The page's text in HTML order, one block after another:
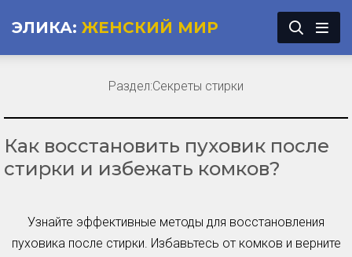
ЭЛИКА: ЖЕНСКИЙ МИР
Как восстановить пуховик после
стирки и избежать комков?
Узнайте эффективные методы для восстановления
пуховика после стирки. Избавьтесь от комков и верните
Раздел:Секреты стирки